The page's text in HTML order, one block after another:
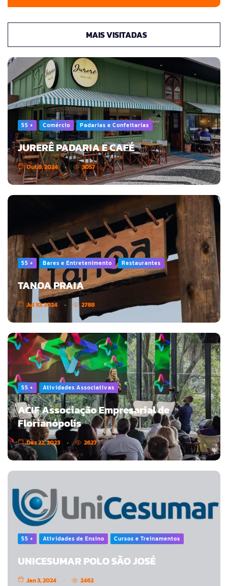
MAIS VISITADAS
55 + Comércio Padarias e Confeitarias
JURERÊ PADARIA E CAFÉ
Out 8, 2024 3057
55 + Bares e Entretenimento Restaurantes
TANOA PRAIA
Jul 10, 2024 2788
55 + Atividades Associativas
ACIF Associação Empresarial de
Florianópolis
Dez 22, 2023 2627
55 + Atividades de Ensino Cursos e Treinamentos
UNICESUMAR POLO SÃO JOSÉ
Jan 3, 2024 2462